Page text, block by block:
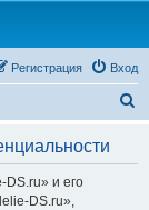
Вход
Регистрация
DS.ru» и его
DS.ru»,